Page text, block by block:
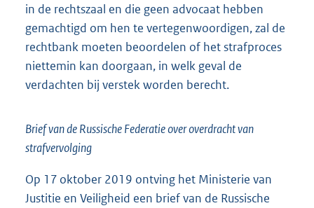
in de rechtszaal en die geen advocaat hebben
gemachtigd om hen te vertegenwoordigen, zal de
rechtbank moeten beoordelen of het strafproces
niettemin kan doorgaan, in welk geval de
verdachten bij verstek worden berecht.
Brief van de Russische Federatie over overdracht van
strafvervolging
Op 17 oktober 2019 ontving het Ministerie van
Justitie en Veiligheid een brief van de Russische